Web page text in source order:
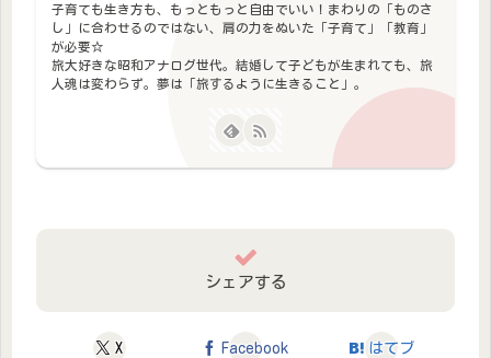
子育ても生き方も、もっともっと自由でいい！まわりの「ものさ
し」に合わせるのではない、肩の力をぬいた「子育て」「教育」
が必要☆
旅大好きな昭和アナログ世代。結婚して子どもが生まれても、旅
人魂は変わらず。夢は「旅するように生きること」。
シェアする
X Facebook はてブ